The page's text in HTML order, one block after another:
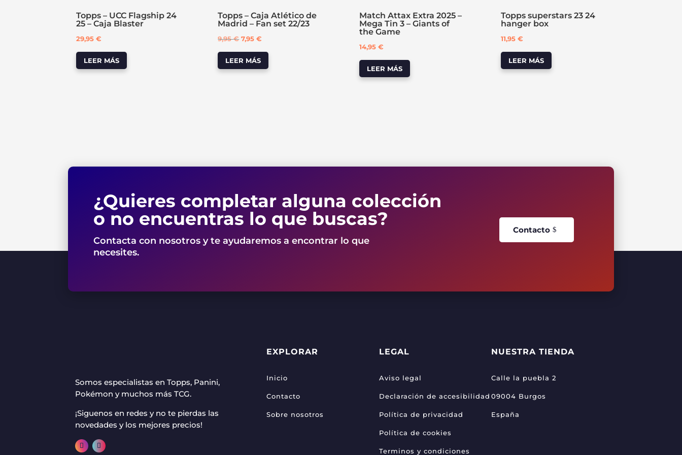
Topps – UCC Flagship 24
25 – Caja Blaster
29,95€
LEER MÁS
Topps – Caja Atlético de
Madrid – Fan set 22/23
9,95€ El
precio
original
7,95€
precio
LEER MÁS
Match Attax Extra 2025 –
Mega Tin 3 – Giants of
the Game
14,95€
LEER MÁS
Topps superstars 23 24
hanger box
11,95€
LEER MÁS
¿Quieres completar alguna colección
o no encuentras lo que buscas?
Contacta con nosotros y te ayudaremos a encontrar lo que
necesites.
Contacto
Somos especialistas en Topps, Panini,
Pokémon y muchos más TCG.
¡Siguenos en redes y no te pierdas las
novedades y los mejores precios!
EXPLORAR
Inicio
Contacto
Sobre nosotros
LEGAL
Aviso legal
Declaración de accesibilidad
Política de privacidad
Política de cookies
Terminos y condiciones
NUESTRA TIENDA
Calle la puebla 2
09004 Burgos
España